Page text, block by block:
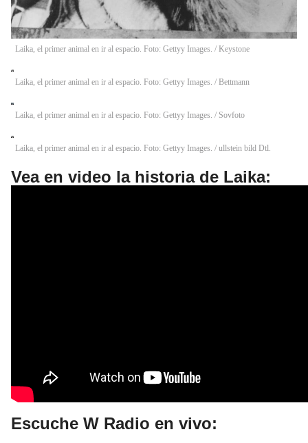
Laika, el primer animal en ir al espacio. Foto: Gettyy Images. / Keystone
Laika, el primer animal en ir al espacio. Foto: Gettyy Images. / Bettmann
Laika, el primer animal en ir al espacio. Foto: Gettyy Images. / Sovfoto
Laika, el primer animal en ir al espacio. Foto: Gettyy Images. / ullstein bild Dtl.
Vea en video la historia de Laika:
Escuche W Radio en vivo: